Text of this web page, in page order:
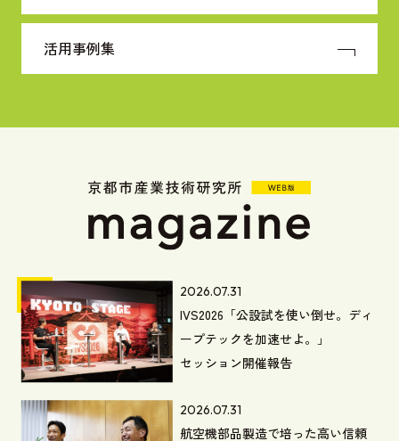
活用事例集
2026.07.31
IVS2026「公設試を使い倒せ。ディ
ープテックを加速せよ。」
セッション開催報告
2026.07.31
航空機部品製造で培った高い信頼